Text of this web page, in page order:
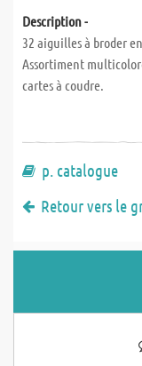
Description -
32 aiguilles à broder
Assortiment
cartes à coudre.
p. catalogue
Retour vers le